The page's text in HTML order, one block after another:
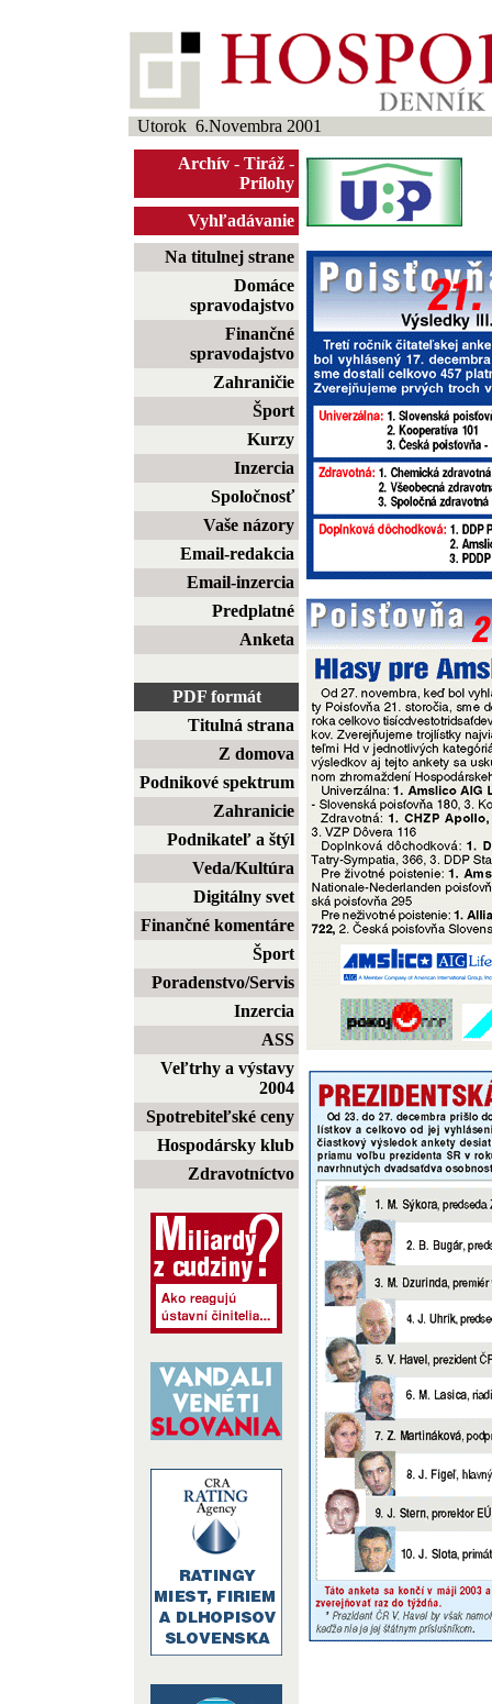
Utorok 6.Novembra 2001
Archív - Tiráž -
Prílohy
Vyhľadávanie
Na titulnej strane
Domáce
spravodajstvo
Finančné
spravodajstvo
Zahraničie
Šport
Kurzy
Inzercia
Spoločnosť
Vaše názory
Email-redakcia
Email-inzercia
Predplatné
Anketa
PDF formát
Titulná strana
Z domova
Podnikové spektrum
Zahranicie
Podnikateľ a štýl
Veda/Kultúra
Digitálny svet
Finančné komentáre
Šport
Poradenstvo/Servis
Inzercia
ASS
Veľtrhy a výstavy
2004
Spotrebiteľské ceny
Hospodársky klub
Zdravotníctvo